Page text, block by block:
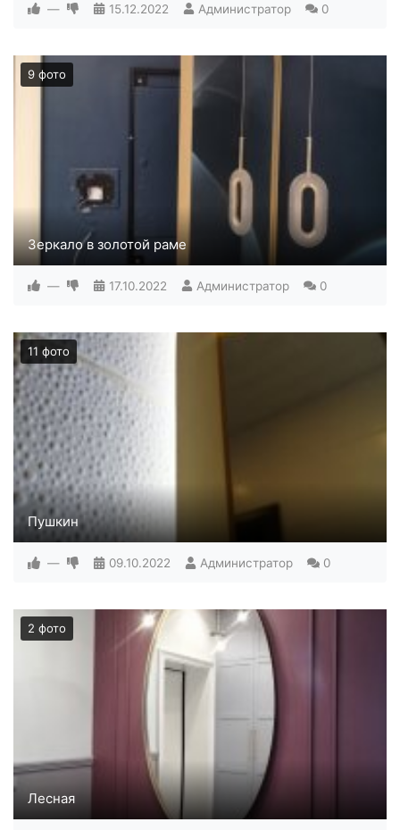
— 15.12.2022 Администратор 0
9 фото
Зеркало в золотой раме
— 17.10.2022 Администратор 0
11 фото
Пушкин
— 09.10.2022 Администратор 0
2 фото
Лесная